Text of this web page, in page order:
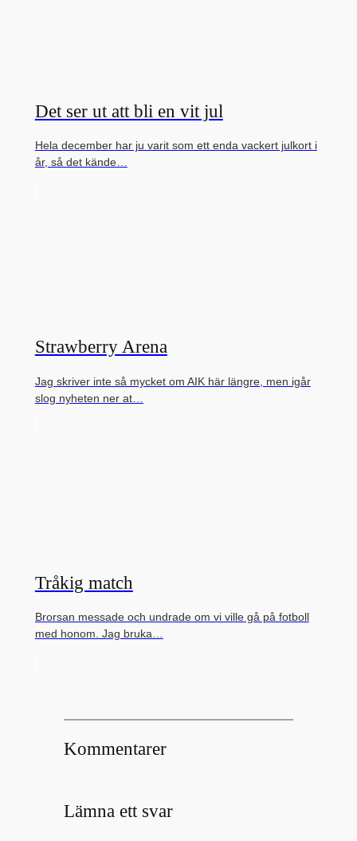
Det ser ut att bli en vit jul
Hela december har ju varit som ett enda vackert julkort i
år, så det kände…
Strawberry Arena
Jag skriver inte så mycket om AIK här längre, men igår
slog nyheten ner at…
Tråkig match
Brorsan messade och undrade om vi ville gå på fotboll
med honom. Jag bruka…
Kommentarer
Lämna ett svar